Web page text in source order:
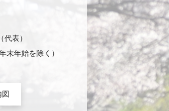
表）
末年始を除く）
図